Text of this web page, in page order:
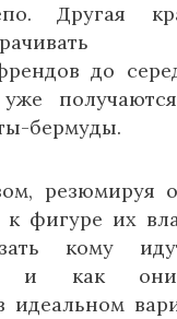
Другая
до
бермуды.
резюмируя
к фигуре их
кому
и как
идеальном